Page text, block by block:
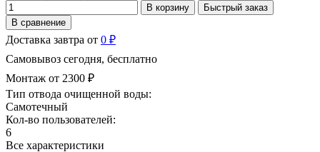
В корзину
Быстрый заказ
В сравнение
Доставка завтра от 0 ₽
Самовывоз сегодня, бесплатно
Монтаж от 2300 ₽
Тип отвода очищенной воды:
Самотечный
Кол-во пользователей:
6
Все характеристики